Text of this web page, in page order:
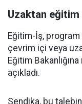
Uzaktan eğitim
Eğitim-İş,
çevrim içi veya
Eğitim
açıkladı.
Sendika, bu